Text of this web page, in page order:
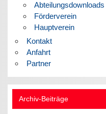
Abteilungsdownloads
Förderverein
Hauptverein
Kontakt
Anfahrt
Partner
Archiv-Beiträge